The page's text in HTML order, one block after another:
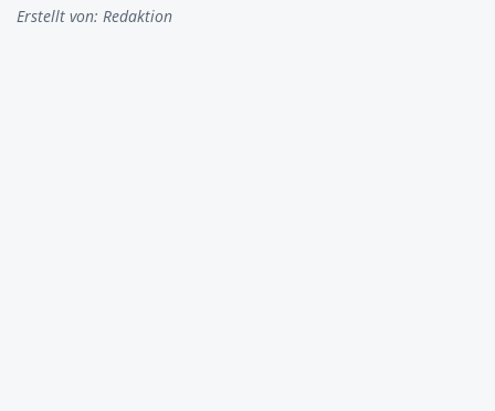
Erstellt von: Redaktion